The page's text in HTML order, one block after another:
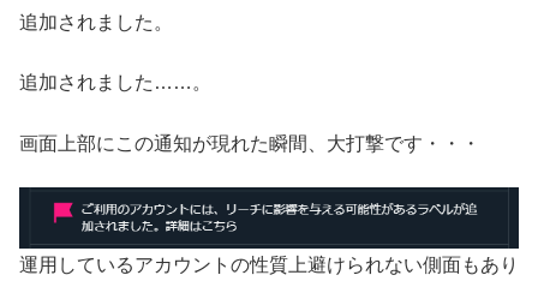
追加されました。
追加されました……。
画面上部にこの通知が現れた瞬間、大打撃です・・・
運用しているアカウントの性質上避けられない側面もあり